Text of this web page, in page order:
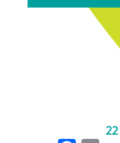
22